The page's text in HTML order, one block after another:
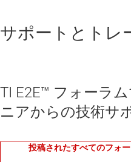
サポートとトレ
TI E2E™ フォーラ
ニアからの技術サ
投稿されたすべてのフォ